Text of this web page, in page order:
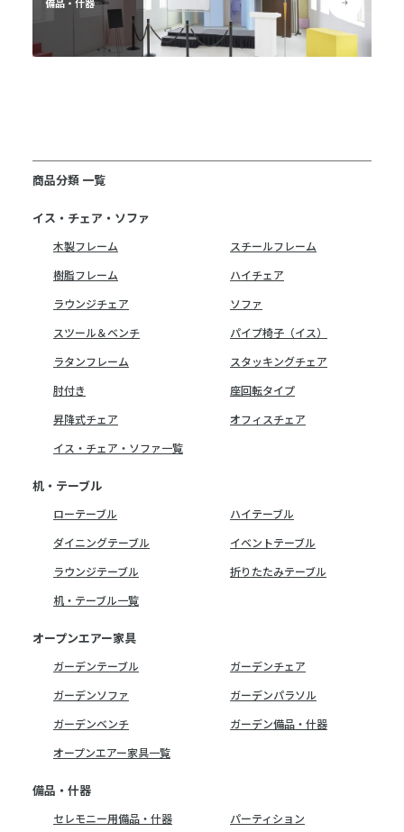
商品分類 一覧
イス・チェア・ソファ
木製フレーム
スチールフレーム
樹脂フレーム
ハイチェア
ラウンジチェア
ソファ
スツール＆ベンチ
パイプ椅子（イス）
ラタンフレーム
スタッキングチェア
肘付き
座回転タイプ
昇降式チェア
オフィスチェア
イス・チェア・ソファ一覧
机・テーブル
ローテーブル
ハイテーブル
ダイニングテーブル
イベントテーブル
ラウンジテーブル
折りたたみテーブル
机・テーブル一覧
オープンエアー家具
ガーデンテーブル
ガーデンチェア
ガーデンソファ
ガーデンパラソル
ガーデンベンチ
ガーデン備品・什器
オープンエアー家具一覧
備品・什器
セレモニー用備品・什器
パーティション